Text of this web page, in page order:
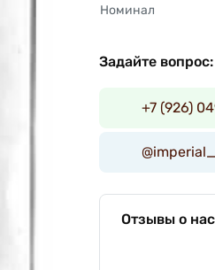
Номинал
Задайте вопрос:
+7 (926)
Отзывы о нас